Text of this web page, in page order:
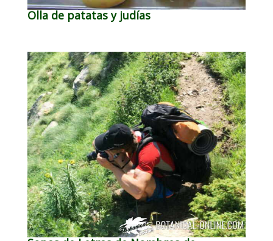
Olla de patatas y judías